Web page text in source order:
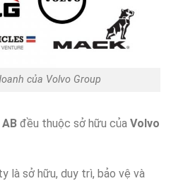
của Volvo Group
đều thuộc sở hữu của Volvo
là sở hữu, duy trì, bảo vệ và